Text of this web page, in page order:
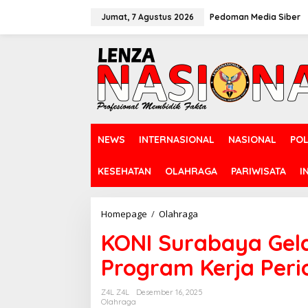
Jumat, 7 Agustus 2026 Pedoman Media Siber
NEWS INTERNASIONAL NASIONAL
KESEHATAN OLAHRAGA PARIWISATA
Homepage / Olahraga
N
I
S
u
r
KONI Surabaya
Program Kerja
Z4L Z4L
Desember 16, 2025
Olahraga